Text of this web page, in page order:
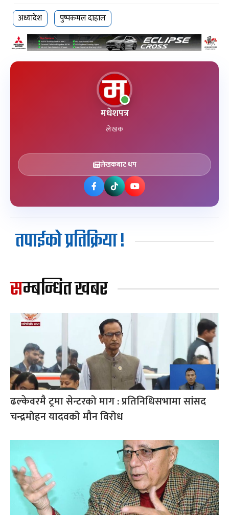
अध्यादेश पुष्पकमल दाहाल
मधेशपत्र
लेखक
लेखकबाट थप
तपाईको प्रतिक्रिया !
सम्बन्धित खबर
ढल्केवरमै ट्रमा सेन्टरको माग : प्रतिनिधिसभामा सांसद
चन्द्रमोहन यादवको मौन विरोध